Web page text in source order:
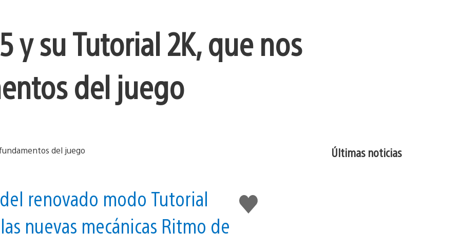
y su Tutorial 2K, que nos
del juego
Me
gusta
esto
renovado modo Tutorial
nuevas mecánicas Ritmo de
Últimas noticias